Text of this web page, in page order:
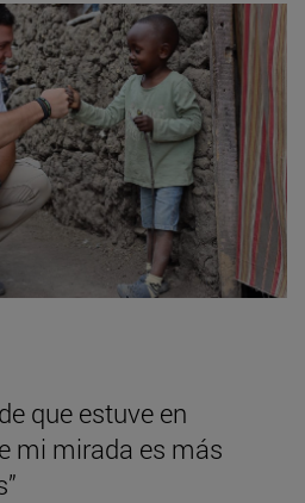
que estuve en
mi mirada es más